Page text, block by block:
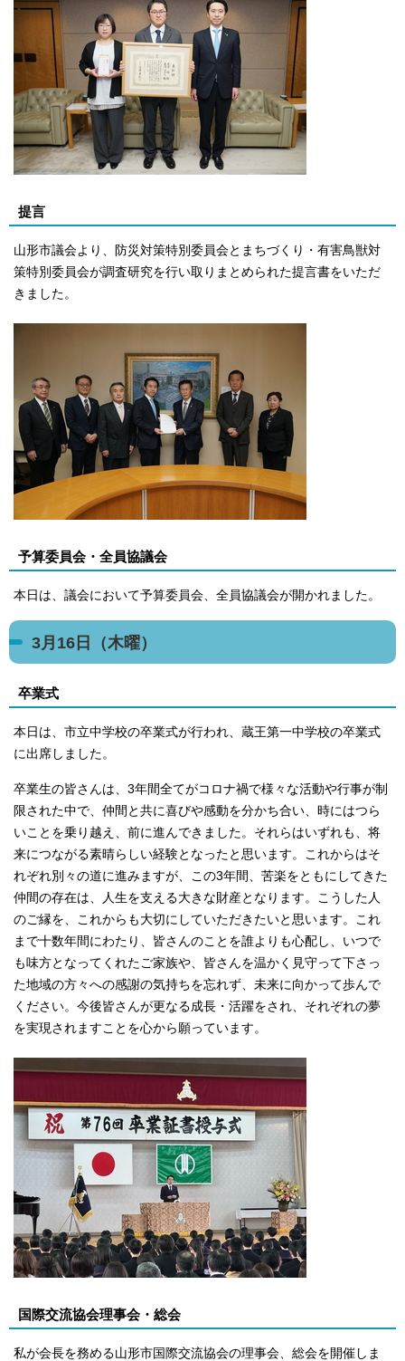
提言
山形市議会より、防災対策特別委員会とまちづくり・有害鳥獣対
策特別委員会が調査研究を行い取りまとめられた提言書をいただ
きました。
予算委員会・全員協議会
本日は、議会において予算委員会、全員協議会が開かれました。
3月16日（木曜）
卒業式
本日は、市立中学校の卒業式が行われ、蔵王第一中学校の卒業式
に出席しました。
卒業生の皆さんは、3年間全てがコロナ禍で様々な活動や行事が制
限された中で、仲間と共に喜びや感動を分かち合い、時にはつら
いことを乗り越え、前に進んできました。それらはいずれも、将
来につながる素晴らしい経験となったと思います。これからはそ
れぞれ別々の道に進みますが、この3年間、苦楽をともにしてきた
仲間の存在は、人生を支える大きな財産となります。こうした人
のご縁を、これからも大切にしていただきたいと思います。これ
まで十数年間にわたり、皆さんのことを誰よりも心配し、いつで
も味方となってくれたご家族や、皆さんを温かく見守って下さっ
た地域の方々への感謝の気持ちを忘れず、未来に向かって歩んで
ください。今後皆さんが更なる成長・活躍をされ、それぞれの夢
を実現されますことを心から願っています。
国際交流協会理事会・総会
私が会長を務める山形市国際交流協会の理事会、総会を開催しま